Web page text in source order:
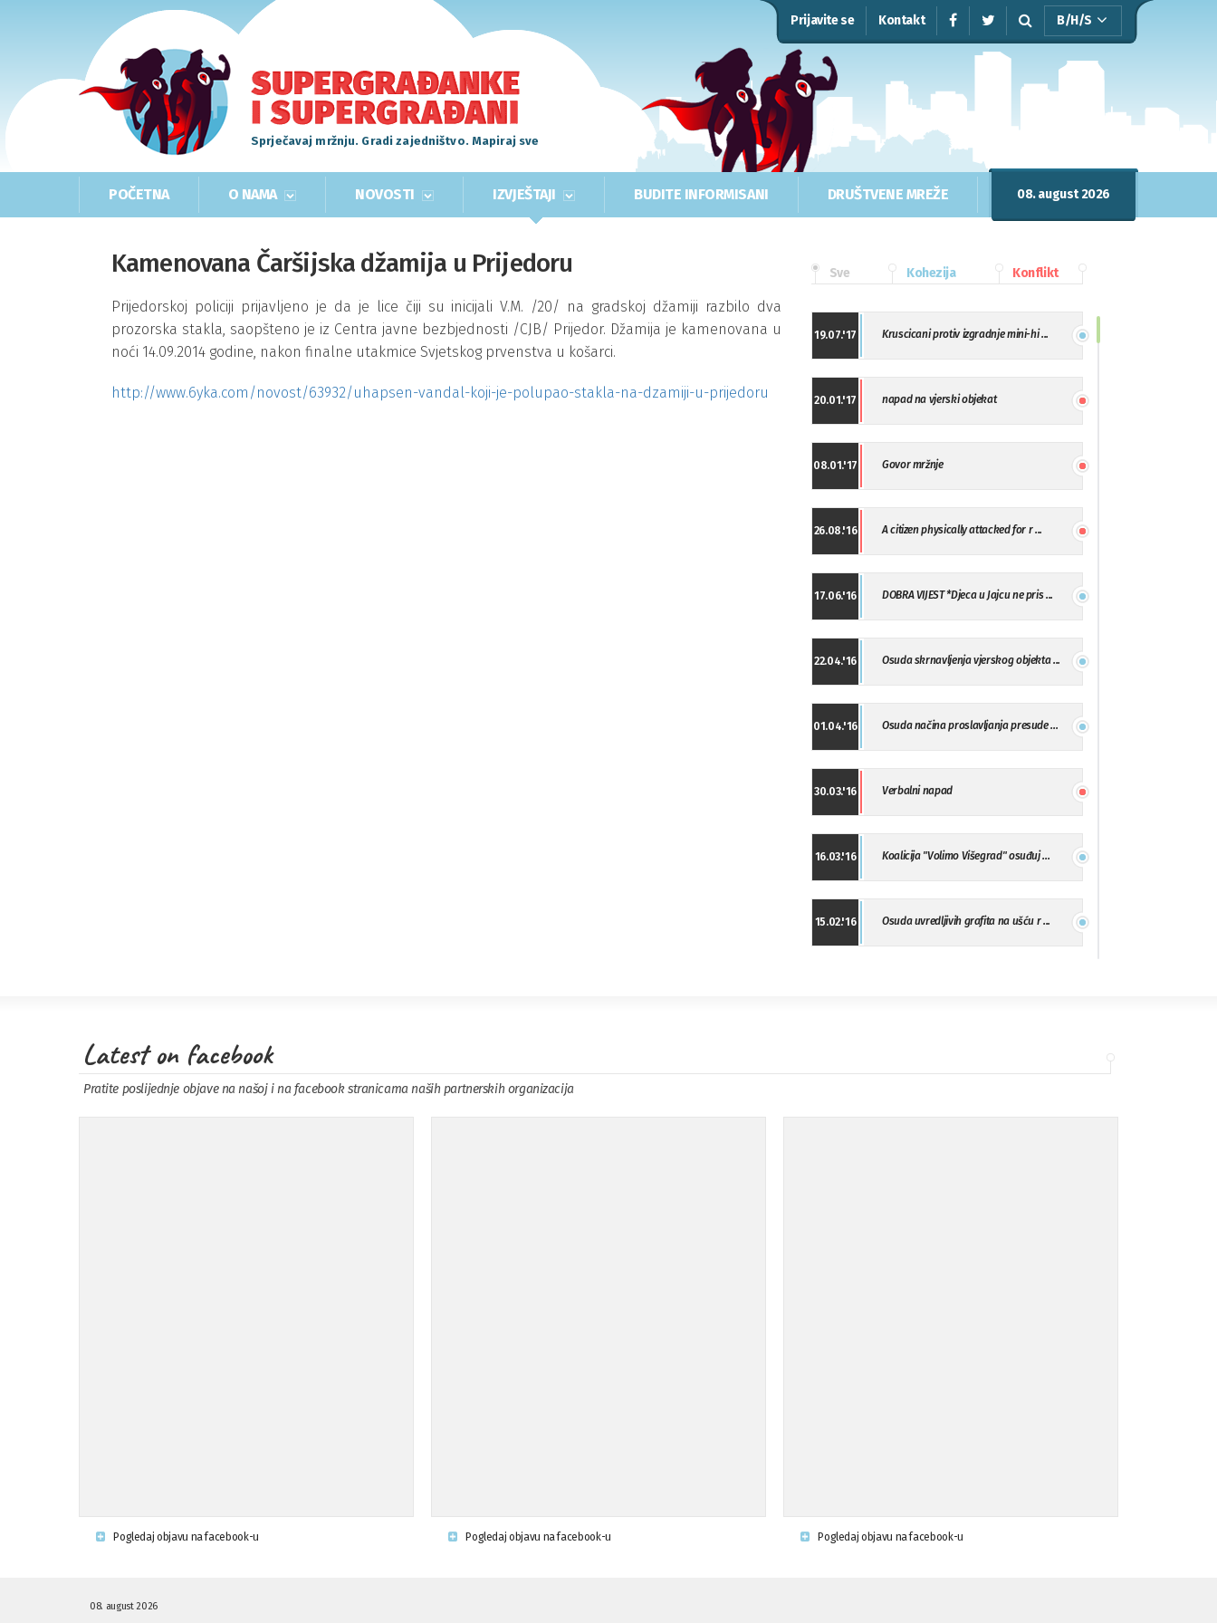
Prijavite se Kontakt B/H/S
Sprječavaj mržnju. Gradi zajedništvo. Mapiraj sve
POČETNA O NAMA NOVOSTI IZVJEŠTAJI BUDITE INFORMISANI DRUŠTVENE MREŽE 08. august 2026
Kamenovana Čaršijska džamija u Prijedoru
Prijedorskoj policiji prijavljeno je da je lice čiji su inicijali V.M. /20/ na gradskoj džamiji razbilo dva
prozorska stakla, saopšteno je iz Centra javne bezbjednosti /CJB/ Prijedor. Džamija je kamenovana u
noći 14.09.2014 godine, nakon finalne utakmice Svjetskog prvenstva u košarci.
http://www.6yka.com/novost/63932/uhapsen-vandal-koji-je-polupao-stakla-na-dzamiji-u-prijedoru
Sve Kohezija Konflikt
19.07.'17 Kruscicani protiv izgradnje mini-hi ...
20.01.'17 napad na vjerski objekat
08.01.'17 Govor mržnje
26.08.'16 A citizen physically attacked for r ...
17.06.'16 DOBRA VIJEST *Djeca u Jajcu ne pris ...
22.04.'16 Osuda skrnavljenja vjerskog objekta ...
01.04.'16 Osuda načina proslavljanja presude ...
30.03.'16 Verbalni napad
16.03.'16 Koalicija "Volimo Višegrad" osuđuj ...
15.02.'16 Osuda uvredljivih grafita na ušću r ...
09.11.'15 Osuda incidenta tokom dženaze na Pe ...
Latest on facebook
Pratite poslijednje objave na našoj i na facebook stranicama naših partnerskih organizacija
Pogledaj objavu na facebook-u Pogledaj objavu na facebook-u Pogledaj objavu na facebook-u
08. august 2026